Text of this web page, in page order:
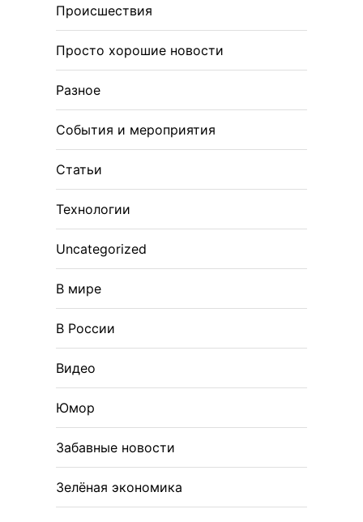
Происшествия
Просто хорошие новости
Разное
События и мероприятия
Статьи
Технологии
Uncategorized
В мире
В России
Видео
Юмор
Забавные новости
Зелёная экономика